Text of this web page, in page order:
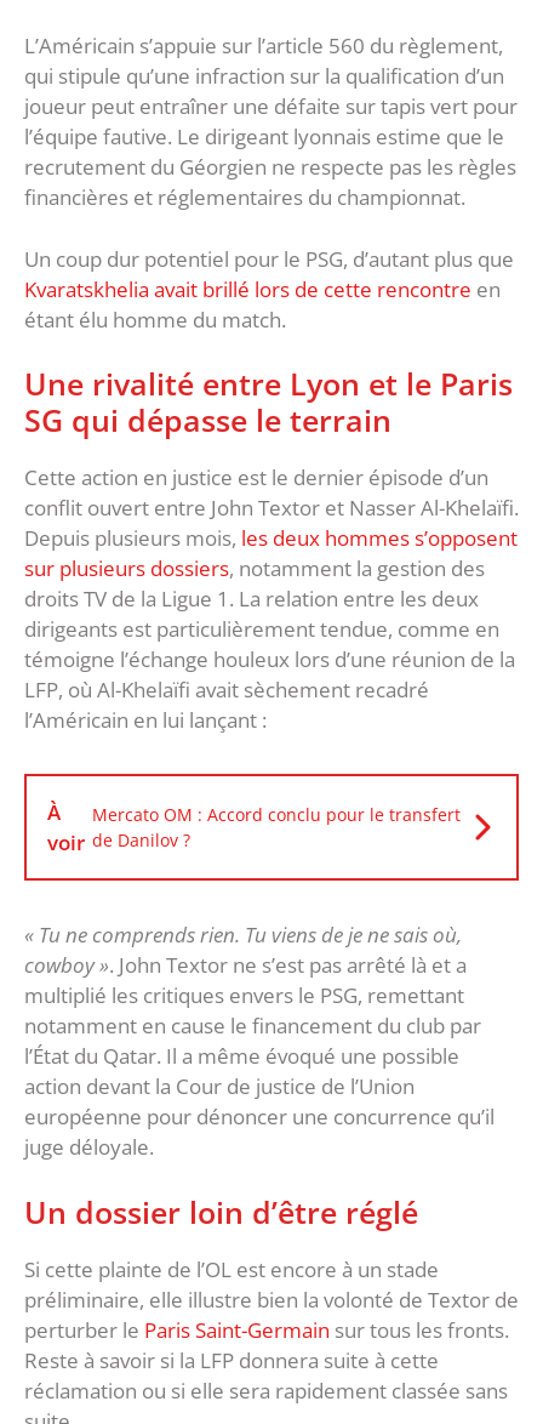
L’Américain s’appuie sur l’article 560 du règlement,
qui stipule qu’une infraction sur la qualification d’un
joueur peut entraîner une défaite sur tapis vert pour
l’équipe fautive. Le dirigeant lyonnais estime que le
recrutement du Géorgien ne respecte pas les règles
financières et réglementaires du championnat.
Un coup dur potentiel pour le PSG, d’autant plus que
Kvaratskhelia avait brillé lors de cette rencontre en
étant élu homme du match.
Une rivalité entre Lyon et le Paris
SG qui dépasse le terrain
Cette action en justice est le dernier épisode d’un
conflit ouvert entre John Textor et Nasser Al-Khelaïfi.
Depuis plusieurs mois, les deux hommes s’opposent
sur plusieurs dossiers, notamment la gestion des
droits TV de la Ligue 1. La relation entre les deux
dirigeants est particulièrement tendue, comme en
témoigne l’échange houleux lors d’une réunion de la
LFP, où Al-Khelaïfi avait sèchement recadré
l’Américain en lui lançant :
À
voir
Mercato OM : Accord conclu pour le transfert
de Danilov ?
« Tu ne comprends rien. Tu viens de je ne sais où,
cowboy ». John Textor ne s’est pas arrêté là et a
multiplié les critiques envers le PSG, remettant
notamment en cause le financement du club par
l’État du Qatar. Il a même évoqué une possible
action devant la Cour de justice de l’Union
européenne pour dénoncer une concurrence qu’il
juge déloyale.
Un dossier loin d’être réglé
Si cette plainte de l’OL est encore à un stade
préliminaire, elle illustre bien la volonté de Textor de
perturber le Paris Saint-Germain sur tous les fronts.
Reste à savoir si la LFP donnera suite à cette
réclamation ou si elle sera rapidement classée sans